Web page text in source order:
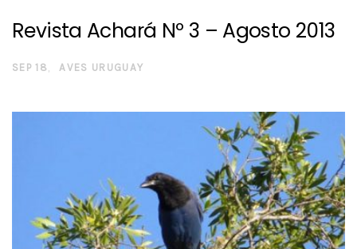
Revista Achará Nº 3 – Agosto 2013
SEP 18 AVES URUGUAY